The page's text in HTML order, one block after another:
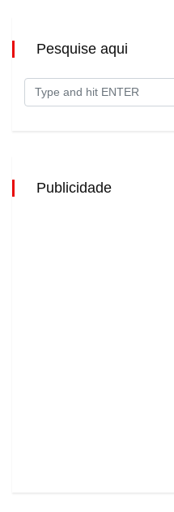
Pesquise aqui
Publicidade